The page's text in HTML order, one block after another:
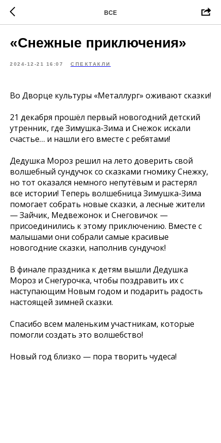
ВСЕ
«Снежные приключения»
2024-12-21 16:07 СПЕКТАКЛИ
Во Дворце культуры «Металлург» оживают сказки!
21 декабря прошёл первый новогодний детский
утренник, где Зимушка-Зима и Снежок искали
счастье… и нашли его вместе с ребятами!
Дедушка Мороз решил на лето доверить свой
волшебный сундучок со сказками гномику Снежку,
но тот оказался немного непутёвым и растерял
все истории! Теперь волшебница Зимушка-Зима
помогает собрать новые сказки, а лесные жители
— Зайчик, Медвежонок и Снеговичок —
присоединились к этому приключению. Вместе с
малышами они собрали самые красивые
новогодние сказки, наполнив сундучок!
В финале праздника к детям вышли Дедушка
Мороз и Снегурочка, чтобы поздравить их с
наступающим Новым годом и подарить радость
настоящей зимней сказки.
Спасибо всем маленьким участникам, которые
помогли создать это волшебство!
Новый год близко — пора творить чудеса!